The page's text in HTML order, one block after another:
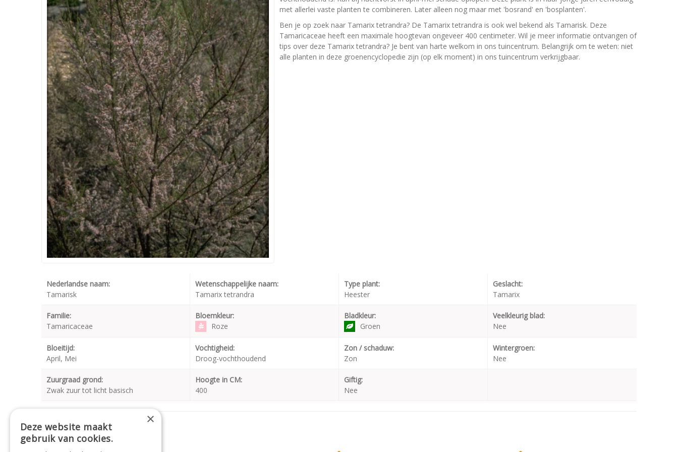
met allerlei vaste planten te combineren. Later alleen nog maar met 'bosrand' en 'bosplanten'.
Ben je op zoek naar Tamarix tetrandra? De Tamarix tetrandra is ook wel bekend als Tamarisk. Deze
Tamaricaceae heeft een maximale hoogtevan ongeveer 400 centimeter. Wil je meer informatie ontvangen of
tips over deze Tamarix tetrandra? Je bent van harte welkom in ons tuincentrum. Belangrijk om te weten: niet
alle planten in deze groenencyclopedie zijn (op elk moment) in ons tuincentrum verkrijgbaar.
Nederlandse naam:
Tamarisk
Wetenschappelijke naam:
Tamarix tetrandra
Type plant:
Heester
Geslacht:
Tamarix
Familie:
Tamaricaceae
Bloemkleur:
Roze
Bladkleur:
Groen
Veelkleurig blad:
Nee
Bloeitijd:
April, Mei
Vochtigheid:
Droog-vochthoudend
Zon / schaduw:
Zon
Wintergroen:
Nee
Zuurgraad grond:
Zwak zuur tot licht basisch
Hoogte in CM:
400
Giftig:
Nee
Soortgelijke planten ×
Deze website maakt
gebruik van cookies.